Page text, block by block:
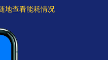
地查看能耗情况